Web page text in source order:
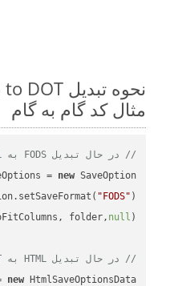
مثال کد گام به گام
// در حال تبدیل FODS به HTML
= new
"FODS"
folder, null
// در حال تبدیل HTML به DOT
new